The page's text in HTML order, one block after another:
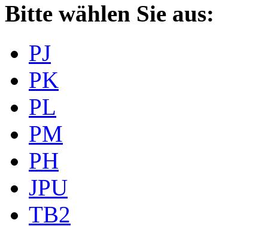
Bitte wählen Sie aus:
PJ
PK
PL
PM
PH
JPU
TB2